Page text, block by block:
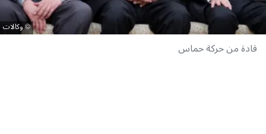
وكالات
قادة من حركة حماس